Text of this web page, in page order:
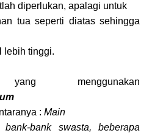
diperlukan, apalagi untuk
tua seperti diatas sehingga
lebih tinggi.
menggunakan
: Main
bank swasta, beberapa